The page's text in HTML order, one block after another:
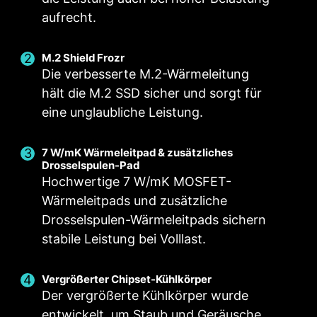
aufrecht.
M.2 Shield Frozr
Die verbesserte M.2-Wärmeleitung
hält die M.2 SSD sicher und sorgt für
eine unglaubliche Leistung.
7 W/mK Wärmeleitpad & zusätzliches
Drosselspulen-Pad
Hochwertige 7 W/mK MOSFET-
Wärmeleitpads und zusätzliche
Drosselspulen-Wärmeleitpads sichern
stabile Leistung bei Volllast.
Vergrößerter Chipset-Kühlkörper
Der vergrößerte Kühlkörper wurde
FÜR CPU KÜHLER
FÜR
WASSERKÜHLUNG
3A Stromversorgung /
Unterstützt
Speichere bis zu 5 Profile für verschiedene
Situationen
Intelligenter Lüfter
Erlaubt dir die Temperaturkurve mit den 4
Punkten zu ändern
Manueller Lüfter
Erlaubt dir die manuelle Änderung der
Folge dem MSI Center Modus
Passe die Lüftereinstellungen entsprechend
dem im Benutzerszenario gewählten Modus an
BIOS Mode
Lüftereinstellungen im BIOS anpassen
Passe deine Einstellungen selbst an